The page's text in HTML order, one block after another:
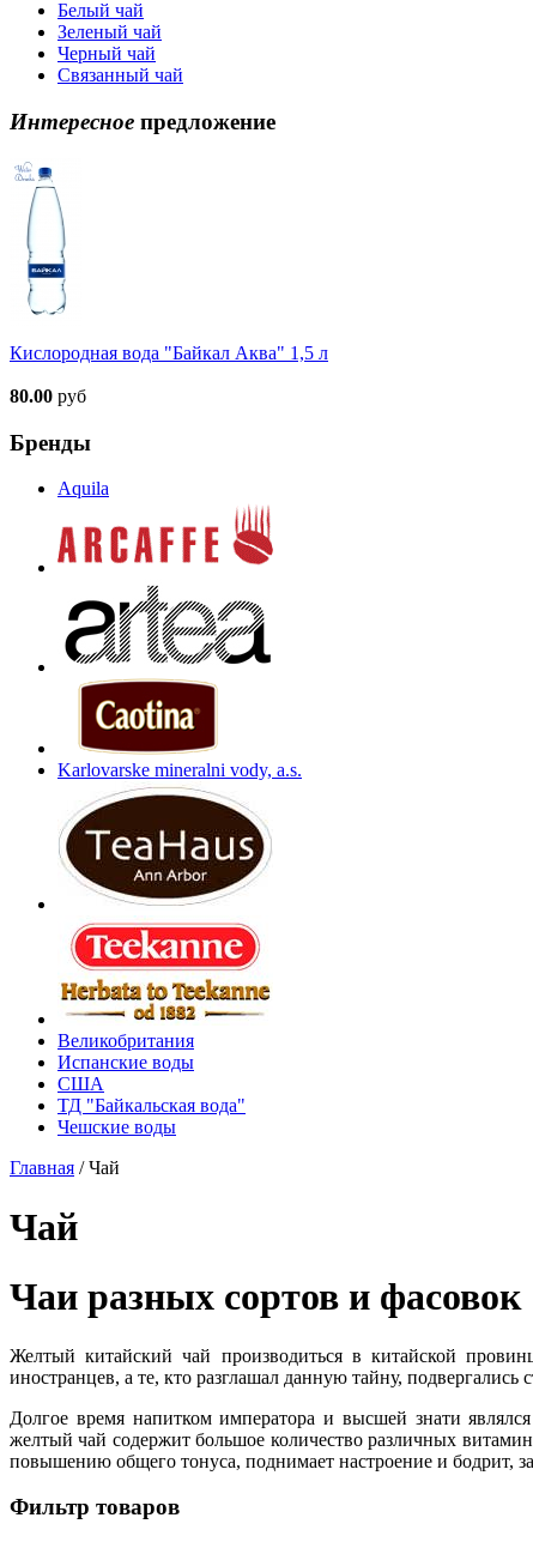
Белый чай
Зеленый чай
Черный чай
Связанный чай
Интересное предложение
Кислородная вода "Байкал Аква" 1,5 л
80.00 руб
Бренды
Aquila
Karlovarske mineralni vody, a.s.
Великобритания
Испанские воды
США
ТД "Байкальская вода"
Чешские воды
Главная /Чай
Чай
Чаи разных сортов и фасовок
Желтый китайский чай производиться в китайской
иностранцев, а те, кто разглашал данную тайну, подвергались
Долгое время напитком императора и высшей знати
желтый чай содержит большое количество различных
повышению общего тонуса, поднимает настроение и бодрит,
Фильтр товаров